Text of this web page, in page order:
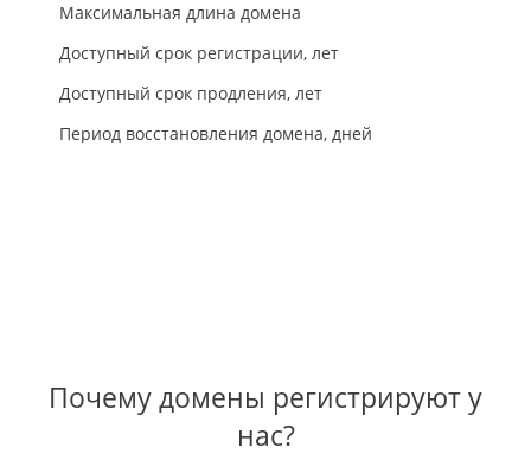
Максимальная длина домена
Доступный срок регистрации, лет
Доступный срок продления, лет
Период восстановления домена, дней
Почему домены регистрируют у
нас?